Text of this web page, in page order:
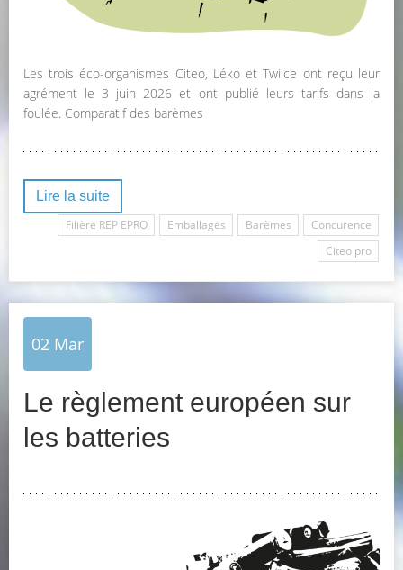
Les trois éco-organismes Citeo, Léko et Twiice ont reçu leur
agrément le 3 juin 2026 et ont publié leurs tarifs dans la
foulée. Comparatif des barèmes
Lire la suite
Filière REP EPRO
Emballages Barèmes
Concurence
Citeo pro
02 Mar
Le règlement européen sur
les batteries